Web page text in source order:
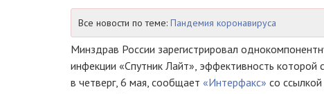
Все новости по теме: Пандемия коронавируса
Минздрав России зарегистрировал
инфекции «Спутник Лайт», эффективность которой
в четверг, 6 мая, сообщает «Интерфакс» со